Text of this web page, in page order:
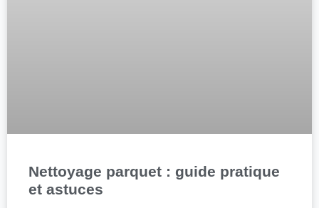
Nettoyage parquet : guide pratique
et astuces